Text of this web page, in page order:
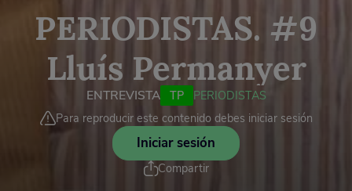
PERIODISTAS. #9
Lluís Permanyer
ENTREVISTA TP
PERIODISTAS
Para reproducir este contenido debes iniciar sesión
Iniciar sesión
Compartir